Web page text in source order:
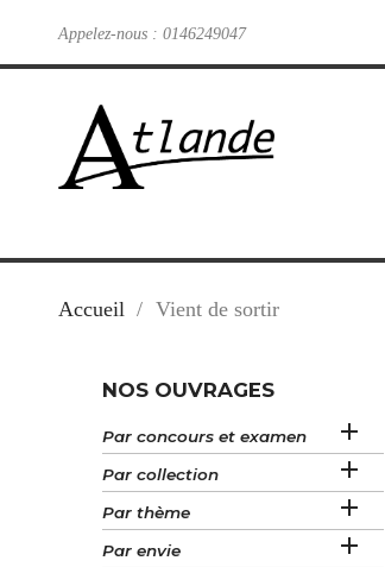
Appelez-nous : 0146249047
Accueil Vient de sortir
NOS OUVRAGES
Par concours et examen 
Par collection 
Par thème 
Par envie 